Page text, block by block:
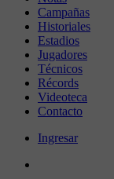
Campañas
Historiales
Estadios
Jugadores
Técnicos
Récords
Videoteca
Contacto
Ingresar